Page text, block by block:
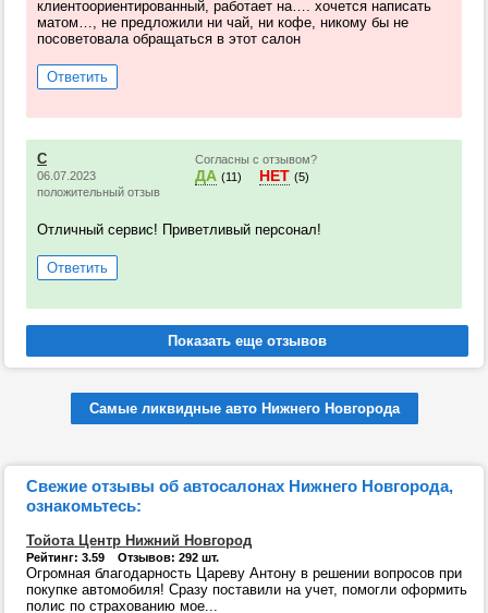
клиентоориентированный, работает на…. хочется написать
матом…, не предложили ни чай, ни кофе, никому бы не
посоветовала обращаться в этот салон
Ответить
С
06.07.2023
положительный отзыв
Согласны с отзывом?
ДА (11) НЕТ (5)
Отличный сервис! Приветливый персонал!
Ответить
Самые ликвидные авто Нижнего Новгорода
Свежие отзывы об автосалонах Нижнего Новгорода,
ознакомьтесь:
Тойота Центр Нижний Новгород
Рейтинг: 3.59 Отзывов: 292 шт.
Огромная благодарность Цареву Антону в решении вопросов при
покупке автомобиля! Сразу поставили на учет, помогли оформить
полис по страхованию мое...